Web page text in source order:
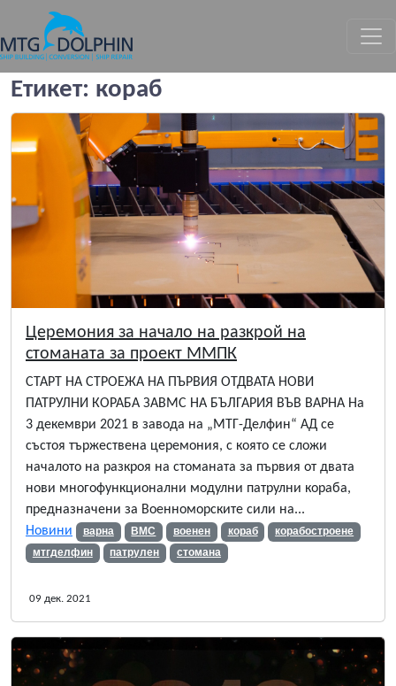
МТГ ДЕЛФИН
Етикет: кораб
Церемония за начало на разкрой на
стоманата за проект ММПК
СТАРТ НА СТРОЕЖА НА ПЪРВИЯ ОТДВАТА НОВИ
ПАТРУЛНИ КОРАБА ЗАВМС НА БЪЛГАРИЯ ВЪВ ВАРНА На
3 декември 2021 в завода на „МТГ-Делфин“ АД се
състоя тържествена церемония, с която се сложи
началото на разкроя на стоманата за първия от двата
нови многофункционални модулни патрулни кораба,
предназначени за Военноморските сили на...
Новини
варна ВМС военен кораб
корабостроене
мтгделфин
патрулен стомана
09 дек. 2021